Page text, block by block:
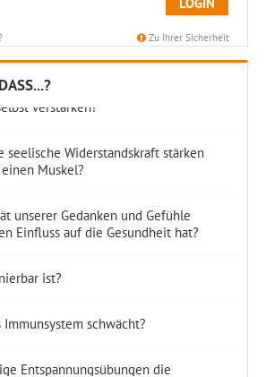
Zu Ihrer Sicherheit
und Zustände sich – genau wie
verstärken?
seelische Widerstandskraft stärken
Muskel?
unserer Gedanken und Gefühle
Einfluss auf die Gesundheit hat?
ist?
Immunsystem schwächt?
Entspannungsübungen die